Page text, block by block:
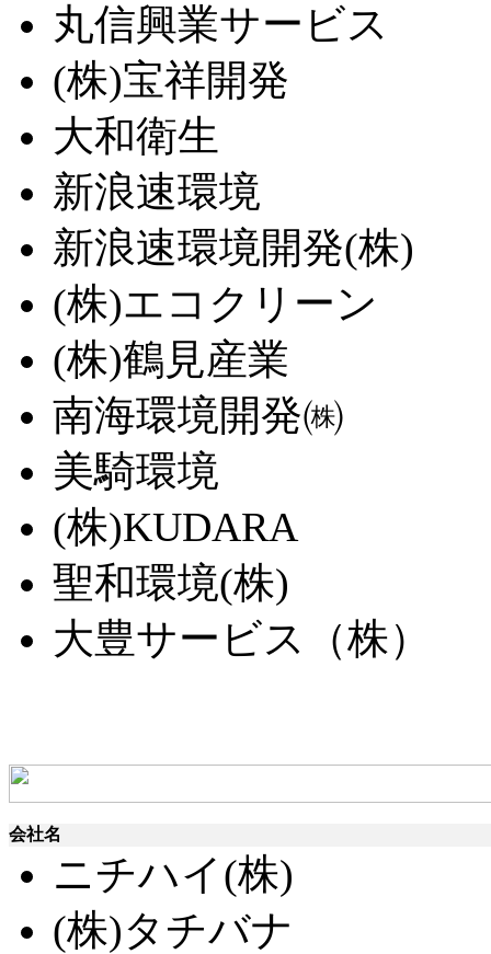
丸信興業サービス
(株)宝祥開発
大和衛生
新浪速環境
新浪速環境開発(株)
(株)エコクリーン
(株)鶴見産業
南海環境開発㈱
美騎環境
(株)KUDARA
聖和環境(株)
大豊サービス（株）
会社名
ニチハイ(株)
(株)タチバナ